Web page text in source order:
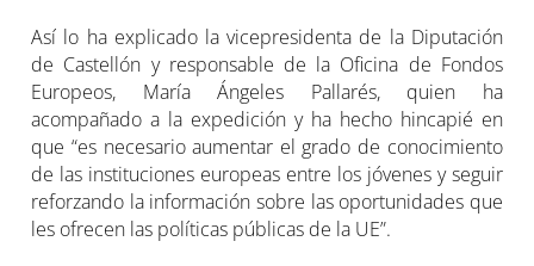
Así lo ha explicado la vicepresidenta de la Diputación
de Castellón y responsable de la Oficina de Fondos
Europeos, María Ángeles Pallarés, quien ha
acompañado a la expedición y ha hecho hincapié en
que “es necesario aumentar el grado de conocimiento
de las instituciones europeas entre los jóvenes y seguir
reforzando la información sobre las oportunidades que
les ofrecen las políticas públicas de la UE”.